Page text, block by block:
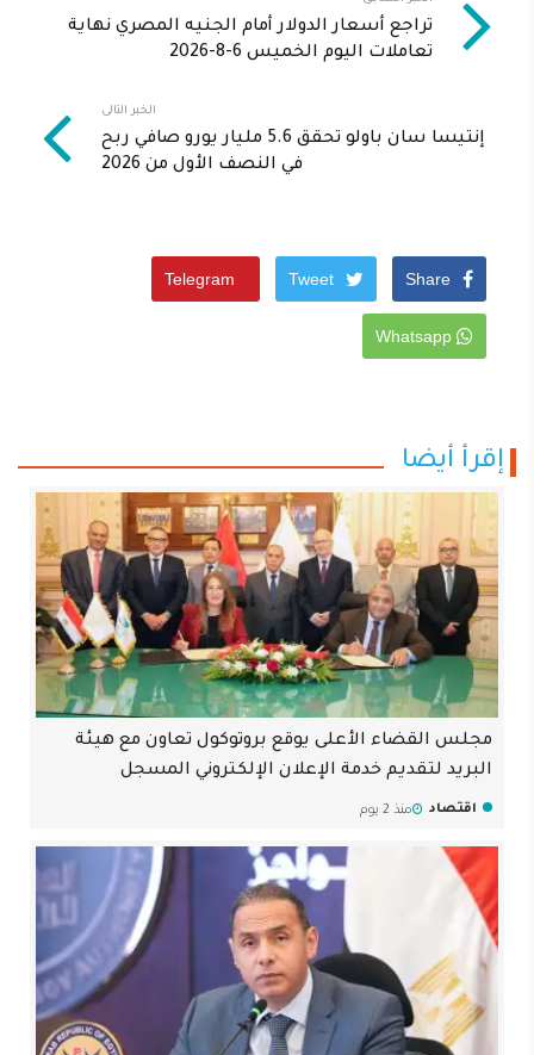
تراجع أسعار الدولار أمام الجنيه المصري نهاية
تعاملات اليوم الخميس 6-8-2026
الخبر التالى
إنتيسا سان باولو تحقق 5.6 مليار يورو صافي ربح
في النصف الأول من 2026
إقرأ أيضا
مجلس القضاء الأعلى يوقع بروتوكول تعاون مع هيئة
البريد لتقديم خدمة الإعلان الإلكتروني المسجل
اقتصاد منذ 2 يوم